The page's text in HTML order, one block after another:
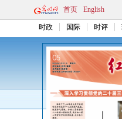
首页 English
时政 国际 时评